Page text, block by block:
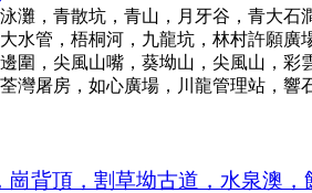
灘，青散坑，青山，月牙谷，青大石
水管，梧桐河，九龍坑，林村許願廣
圍，尖風山嘴，葵坳山，尖風山，彩
灣屠房，如心廣場，川龍管理站，響
背頂，割草坳古道，水泉澳，